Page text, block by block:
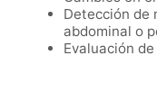
Detección de
abdominal o
Evaluación